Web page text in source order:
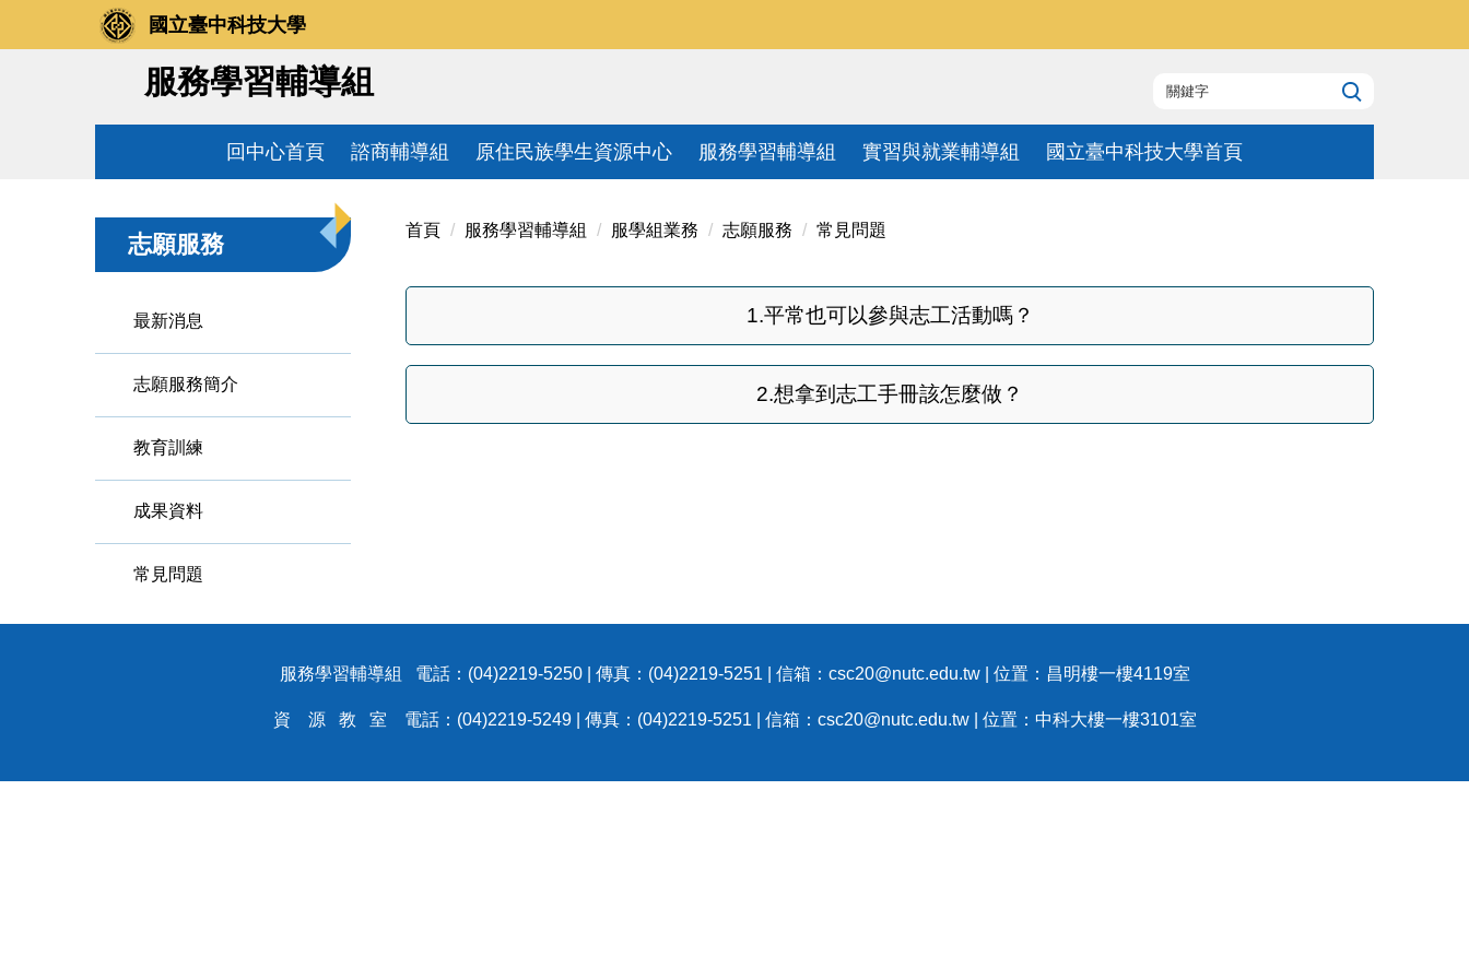
國立臺中科技大學
服務學習輔導組
回中心首頁 諮商輔導組 原住民族學生資源中心 服務學習輔導組 實習與就業輔導組 國立臺中科技大學首頁
志願服務
最新消息
志願服務簡介
教育訓練
成果資料
常見問題
首頁 服務學習輔導組 服學組業務 志願服務 常見問題
1.平常也可以參與志工活動嗎？
2.想拿到志工手冊該怎麼做？
服務學習輔導組 電話：(04)2219-5250 | 傳真：(04)2219-5251 | 信箱：csc20@nutc.edu.tw | 位置：昌明樓一樓4119室
資 源 教 室 電話：(04)2219-5249 | 傳真：(04)2219-5251 | 信箱：csc20@nutc.edu.tw | 位置：中科大樓一樓3101室